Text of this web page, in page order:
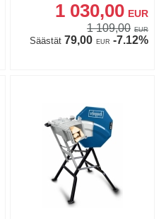
1 030,00 EUR
1 109,00 EUR
Säästät79,00 EUR -7.12%